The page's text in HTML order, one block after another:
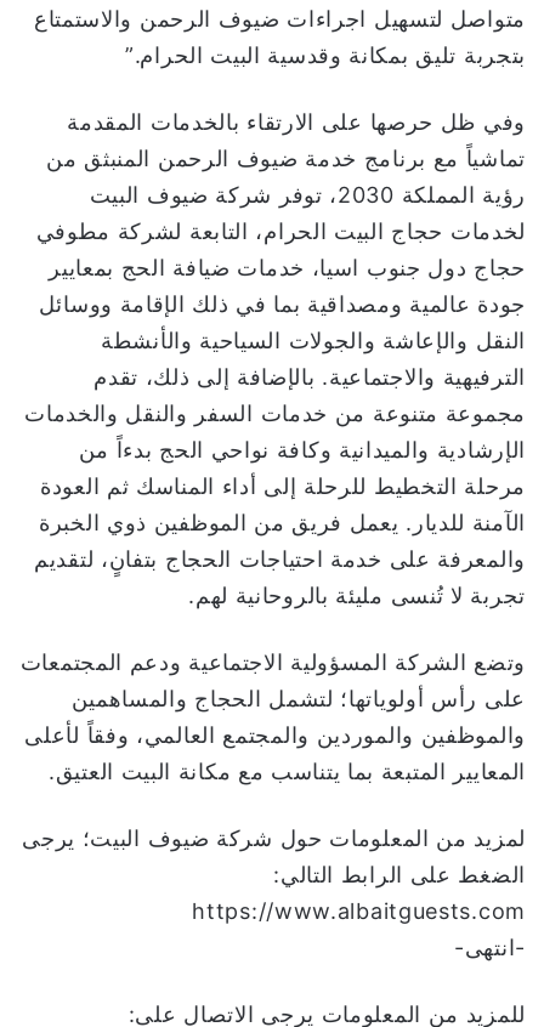
متواصل لتسهيل اجراءات ضيوف الرحمن والاستمتاع
بتجربة تليق بمكانة وقدسية البيت الحرام.”
وفي ظل حرصها على الارتقاء بالخدمات المقدمة
تماشياً مع برنامج خدمة ضيوف الرحمن المنبثق من
رؤية المملكة 2030، توفر شركة ضيوف البيت
لخدمات حجاج البيت الحرام، التابعة لشركة مطوفي
حجاج دول جنوب اسيا، خدمات ضيافة الحج بمعايير
جودة عالمية ومصداقية بما في ذلك الإقامة ووسائل
النقل والإعاشة والجولات السياحية والأنشطة
الترفيهية والاجتماعية. بالإضافة إلى ذلك، تقدم
مجموعة متنوعة من خدمات السفر والنقل والخدمات
الإرشادية والميدانية وكافة نواحي الحج بدءاً من
مرحلة التخطيط للرحلة إلى أداء المناسك ثم العودة
الآمنة للديار. يعمل فريق من الموظفين ذوي الخبرة
والمعرفة على خدمة احتياجات الحجاج بتفانٍ، لتقديم
تجربة لا تُنسى مليئة بالروحانية لهم.
وتضع الشركة المسؤولية الاجتماعية ودعم المجتمعات
على رأس أولوياتها؛ لتشمل الحجاج والمساهمين
والموظفين والموردين والمجتمع العالمي، وفقاً لأعلى
المعايير المتبعة بما يتناسب مع مكانة البيت العتيق.
لمزيد من المعلومات حول شركة ضيوف البيت؛ يرجى
الضغط على الرابط التالي:
https://www.albaitguests.com
-انتهى-
للمزيد من المعلومات يرجى الاتصال على: